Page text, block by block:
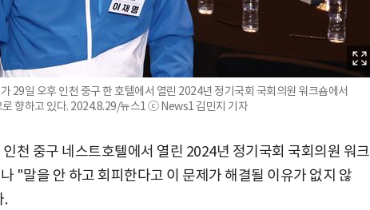
29일 오후 인천 중구 한 호텔에서 열린 2024년 정기국회 국회의원 워크숍에서
로 향하고 있다. 2024.8.29/뉴스1 ⓒ News1 김민지 기자
천 중구 네스트호텔에서 열린 2024년 정기국회 국회의원 워크
"말을 안 하고 회피한다고 이 문제가 해결될 이유가 없지 않
.